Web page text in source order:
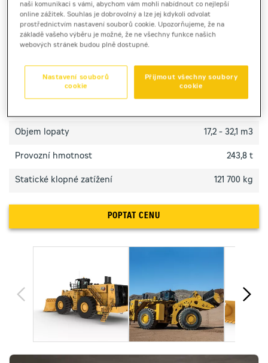
Kolový nakladač Cat 995 určený pro nejtěžší nasazení
přináší maximální výkon, odolnost a efektivitu při
manipulaci obřích objemů.
TECHNICKÉ PARAMETRY
Objem lopaty 17,2 - 32,1 m3
Provozní hmotnost 243,8 t
Statické klopné zatížení 121 700 kg
POPTAT CENU
naši komunikaci s vámi, abychom vám mohli nabídnout co nejlepší
online zážitek. Souhlas je dobrovolný a lze jej kdykoli odvolat
prostřednictvím nastavení souborů cookie. Upozorňujeme, že na
základě vašeho výběru je možné, že ne všechny funkce našich
webových stránek budou plně dostupné.
Přijmout všechny soubory
cookie
Nastavení souborů
cookie